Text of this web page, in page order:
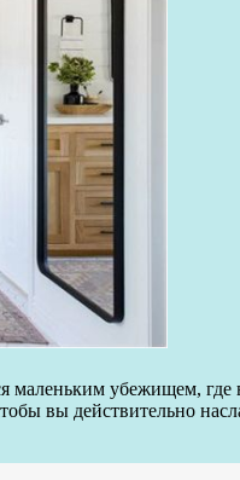
маленьким убежищем,
вы действительно